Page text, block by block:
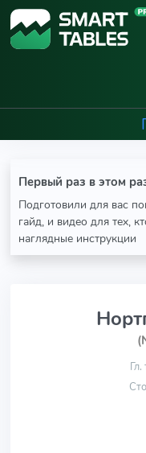
Первый раз в этом
Подготовили для вас
гайд, и видео для тех,
наглядные инструкции